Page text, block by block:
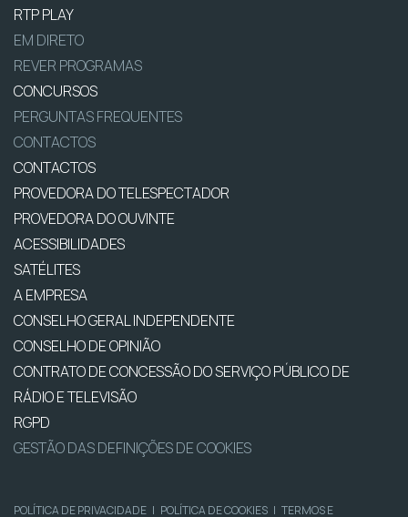
RTP PLAY
EM DIRETO
REVER PROGRAMAS
CONCURSOS
PERGUNTAS FREQUENTES
CONTACTOS
CONTACTOS
PROVEDORA DO TELESPECTADOR
PROVEDORA DO OUVINTE
ACESSIBILIDADES
SATÉLITES
A EMPRESA
CONSELHO GERAL INDEPENDENTE
CONSELHO DE OPINIÃO
CONTRATO DE CONCESSÃO DO SERVIÇO PÚBLICO DE
RÁDIO E TELEVISÃO
RGPD
GESTÃO DAS DEFINIÇÕES DE COOKIES
POLÍTICA DE PRIVACIDADE | POLÍTICA DE COOKIES | TERMOS E